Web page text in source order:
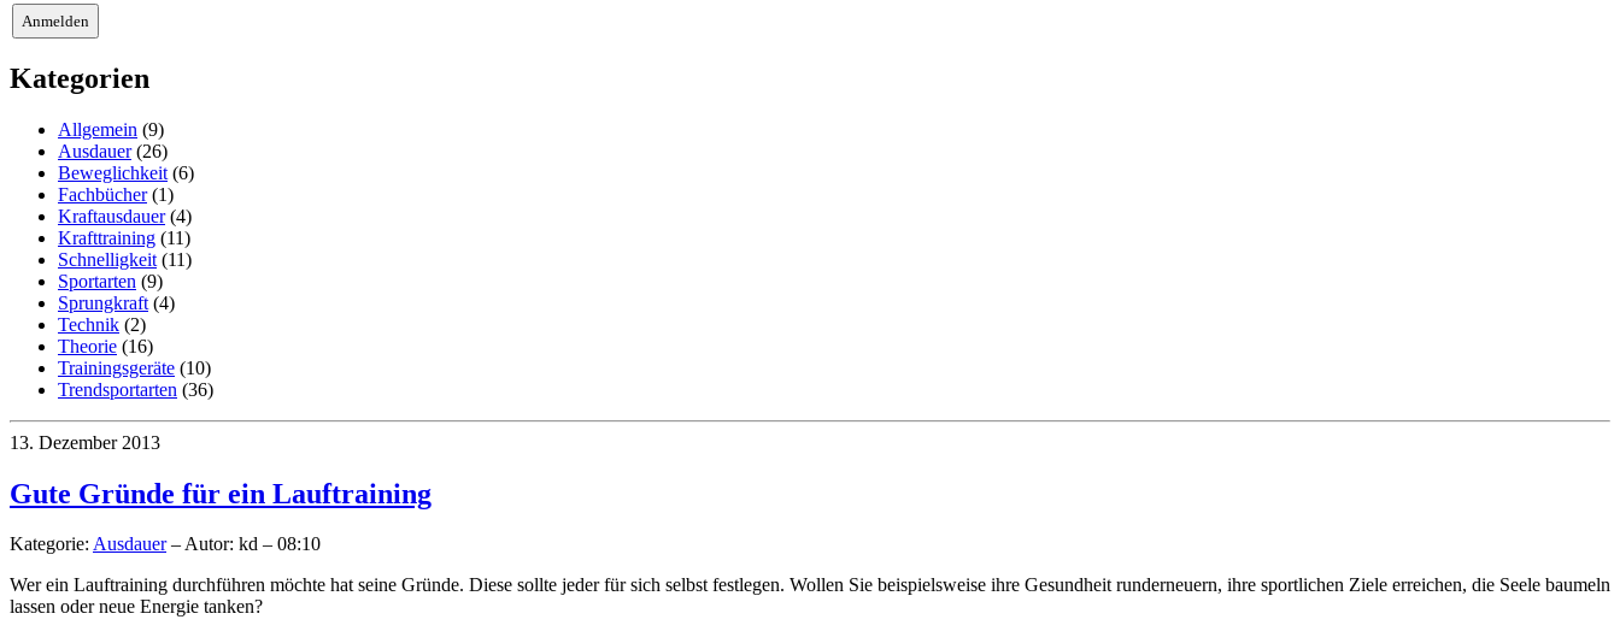
Kategorien
Allgemein (9)
Ausdauer(26)
Beweglichkeit (6)
Fachbücher(1)
Kraftausdauer(4)
Krafttraining (11)
Schnelligkeit (11)
Sportarten (9)
Sprungkraft (4)
Technik (2)
Theorie (16)
Trainingsgeräte (10)
Trendsportarten (36)
13. Dezember 2013
Gute Gründe für ein Lauftraining
Kategorie: Ausdauer– Autor: kd – 08:10
Wer ein Lauftraining durchführen möchte hat seine Gründe. Diese sollte jeder für sich selbst festlegen. Wollen Sie beispielsweise ihre Gesundheit runderneuern, ihre sportlichen Ziele erreichen, die Seele baumeln
lassen oder neue Energie tanken?